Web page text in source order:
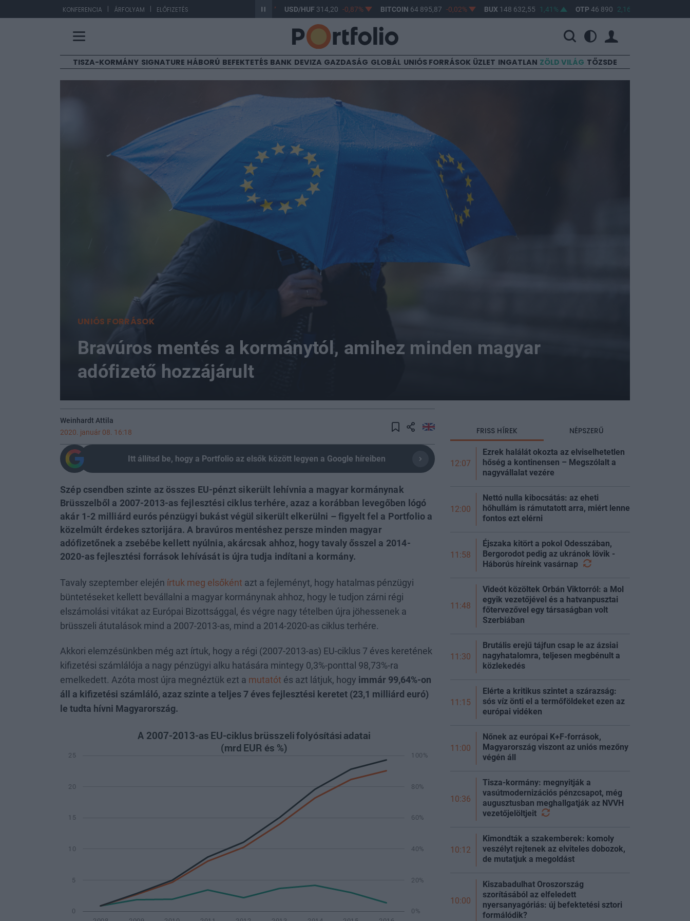
KONFERENCIA | ÁRFOLYAM | ELŐFIZETÉS
EUR/HUF USD/HUF314,20 -0,87% BITCOIN64 895,87 -0,02% BUX 148 632,55 1,41% OTP 46 890 2,16%
TISZA-KORMÁNY SIGNATURE HÁBORÚ BEFEKTETÉS BANK DEVIZA GAZDASÁG GLOBÁL UNIÓS FORRÁSOK ÜZLET INGATLAN ZÖLD VILÁG TŐZSDE
UNIÓS FORRÁSOK
Bravúros mentés a kormánytól, amihez minden magyar
adófizető hozzájárult
Weinhardt Attila
2020. január 08. 16:18
Itt állítsd be, hogy a Portfolio az elsők között legyen a Google híreiben
Szép csendben szinte az összes EU-pénzt sikerült lehívnia a magyar kormánynak
Brüsszelből a 2007-2013-as fejlesztési ciklus terhére, azaz a korábban levegőben lógó
akár 1-2 milliárd eurós pénzügyi bukást végül sikerült elkerülni – figyelt fel a Portfolio a
közelmúlt érdekes sztorijára. A bravúros mentéshez persze minden magyar
adófizetőnek a zsebébe kellett nyúlnia, akárcsak ahhoz, hogy tavaly ősszel a 2014-
2020-as fejlesztési források lehívását is újra tudja indítani a kormány.
Tavaly szeptember elején írtuk meg elsőként azt a fejleményt, hogy hatalmas pénzügyi
büntetéseket kellett bevállalni a magyar kormánynak ahhoz, hogy le tudjon zárni régi
elszámolási vitákat az Európai Bizottsággal, és végre nagy tételben újra jöhessenek a
brüsszeli átutalások mind a 2007-2013-as, mind a 2014-2020-as ciklus terhére.
Akkori elemzésünkben még azt írtuk, hogy a régi (2007-2013-as) EU-ciklus 7 éves keretének
kifizetési számlálója a nagy pénzügyi alku hatására mintegy 0,3%-ponttal 98,73%-ra
emelkedett. Azóta most újra megnéztük ezt a mutatót és azt látjuk, hogy immár 99,64%-on
áll a kifizetési számláló, azaz szinte a teljes 7 éves fejlesztési keretet (23,1 milliárd euró)
le tudta hívni Magyarország.
FRISS HÍREK NÉPSZERŰ
12:07
Ezrek halálát okozta az elviselhetetlen
hőség a kontinensen – Megszólalt a
nagyvállalat vezére
12:00
Nettó nulla kibocsátás: az eheti
hőhullám is rámutatott arra, miért lenne
fontos ezt elérni
11:58
Éjszaka kitört a pokol Odesszában,
Bergorodot pedig az ukránok lövik -
Háborús híreink vasárnap
11:48
Videót közöltek Orbán Viktorról: a Mol
egyik vezetőjével és a hatvanpusztai
főtervezővel egy társaságban volt
Szerbiában
11:30
Brutális erejű tájfun csap le az ázsiai
nagyhatalomra, teljesen megbénult a
közlekedés
11:15
Elérte a kritikus szintet a szárazság:
sós víz önti el a termőföldeket ezen az
európai vidéken
11:00
Nőnek az európai K+F-források,
Magyarország viszont az uniós mezőny
végén áll
10:36
Tisza-kormány: megnyitják a
vasútmodernizációs pénzcsapot, még
augusztusban meghallgatják az NVVH
vezetőjelöltjeit
10:12
Kimondták a szakemberek: komoly
veszélyt rejtenek az elviteles dobozok,
de mutatjuk a megoldást
10:00
Kiszabadulhat Oroszország
szorításából az elfeledett
nyersanyagóriás: új befektetési sztori
formálódik?